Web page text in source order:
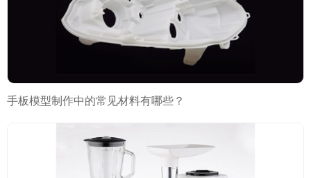
手板模型制作中的常见材料有哪些？